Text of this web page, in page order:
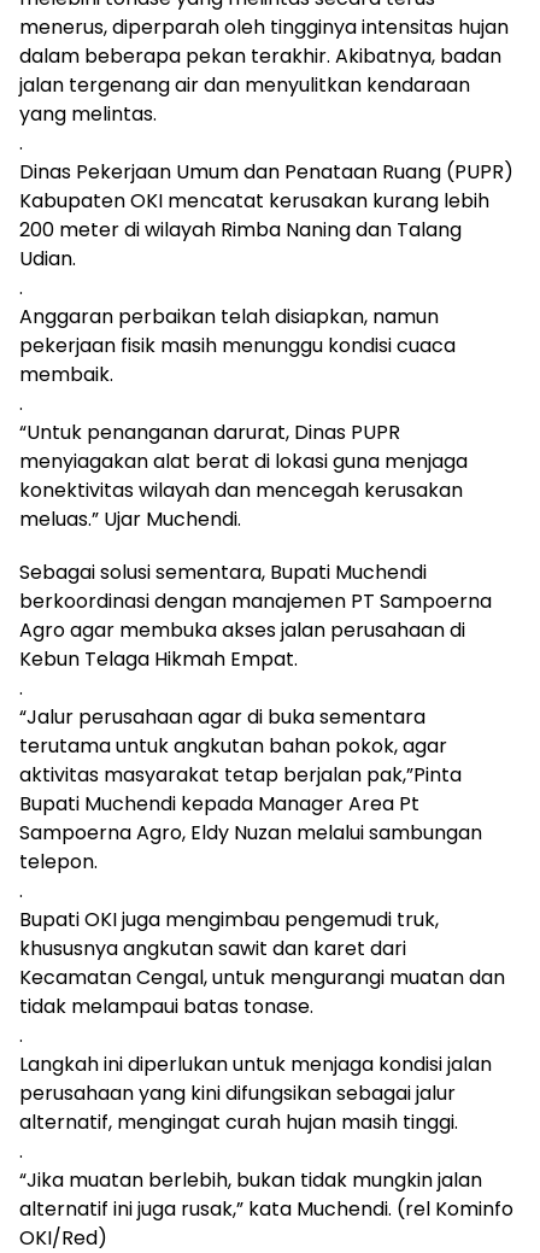
menerus, diperparah oleh tingginya intensitas hujan
dalam beberapa pekan terakhir. Akibatnya, badan
jalan tergenang air dan menyulitkan kendaraan
yang melintas.
.
Dinas Pekerjaan Umum dan Penataan Ruang (PUPR)
Kabupaten OKI mencatat kerusakan kurang lebih
200 meter di wilayah Rimba Naning dan Talang
Udian.
.
Anggaran perbaikan telah disiapkan, namun
pekerjaan fisik masih menunggu kondisi cuaca
membaik.
.
“Untuk penanganan darurat, Dinas PUPR
menyiagakan alat berat di lokasi guna menjaga
konektivitas wilayah dan mencegah kerusakan
meluas.” Ujar Muchendi.
Sebagai solusi sementara, Bupati Muchendi
berkoordinasi dengan manajemen PT Sampoerna
Agro agar membuka akses jalan perusahaan di
Kebun Telaga Hikmah Empat.
.
“Jalur perusahaan agar di buka sementara
terutama untuk angkutan bahan pokok, agar
aktivitas masyarakat tetap berjalan pak,”Pinta
Bupati Muchendi kepada Manager Area Pt
Sampoerna Agro, Eldy Nuzan melalui sambungan
telepon.
.
Bupati OKI juga mengimbau pengemudi truk,
khususnya angkutan sawit dan karet dari
Kecamatan Cengal, untuk mengurangi muatan dan
tidak melampaui batas tonase.
.
Langkah ini diperlukan untuk menjaga kondisi jalan
perusahaan yang kini difungsikan sebagai jalur
alternatif, mengingat curah hujan masih tinggi.
.
“Jika muatan berlebih, bukan tidak mungkin jalan
alternatif ini juga rusak,” kata Muchendi. (rel Kominfo
OKI/Red)